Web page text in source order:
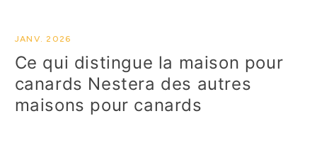
JANV. 2026
Ce qui distingue la maison pour
canards Nestera des autres
maisons pour canards